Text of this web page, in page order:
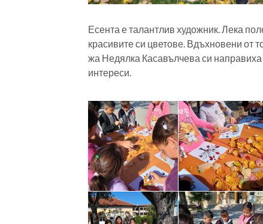
Есента е талантлив художник. Лека
красивите си цветове. Вдъхновени от
жа Недялка Касавълчева си
интереси.